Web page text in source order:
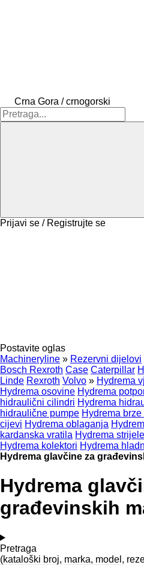
Crna Gora / crnogorski
Prijavi se / Registrujte se
Postavite oglas
Machineryline » Rezervni dijelovi
Bosch Rexroth Case Caterpillar
Linde Rexroth Volvo » Hydrema
Hydrema osovine Hydrema
hidraulični cilindri Hydrema
hidraulične pumpe Hydrema
cijevi Hydrema oblaganja
kardanska vratila Hydrema strijele
Hydrema kolektori Hydrema
Hydrema glavčine za
Hydrema
građevinskih
Pretraga
(kataloški broj, marka, model,